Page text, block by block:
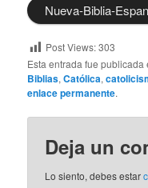
Nueva-Biblia-
Post Views:303
Esta entrada fue publicada
Biblias,Católica,
enlace permanente.
Deja un
Lo siento, debes estar